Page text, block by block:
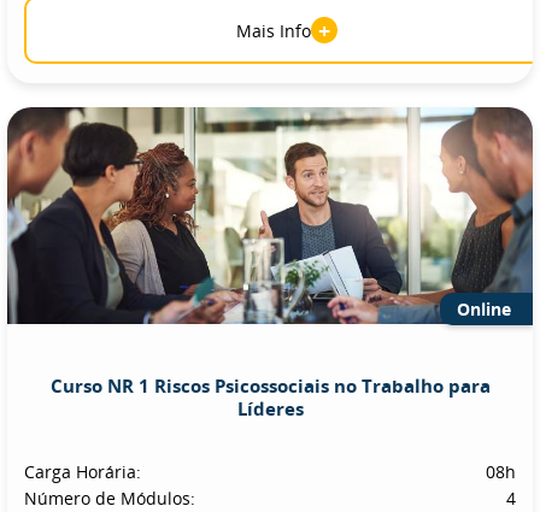
Mais Info +
Online
Curso NR 1 Riscos Psicossociais no Trabalho para
Líderes
Carga Horária:
08h
Número de Módulos:
4